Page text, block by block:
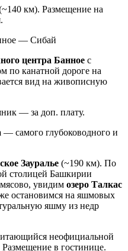
км). Размещение на
— Сибай
центра Банное с
по канатной дороге на
вид на живописную
— за доп. плату.
— самого глубоководного и
Зауралье (~190 км). По
столицей Башкирии
увидим озеро Талкас
остановимся на яшмовых
яшму из недр
неофициальной
Размещение в гостинице.